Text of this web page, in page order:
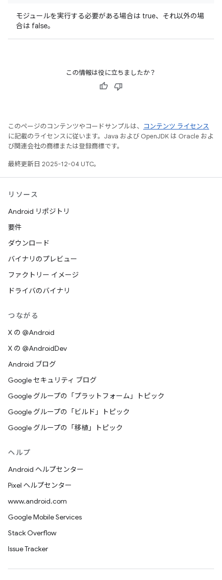
モジュールを実行する必要がある場合は true、それ以外の場
合は false。
この情報は役に立ちましたか？
このページのコンテンツやコードサンプルは、
コンテンツ ライセンス
に記載のライセンスに従います。Java および OpenJDK は Oracle およ
び関連会社の商標または登録商標です。
最終更新日 2025-12-04 UTC。
リソース
Android リポジトリ
要件
ダウンロード
バイナリのプレビュー
ファクトリー イメージ
ドライバのバイナリ
つながる
X の @Android
X の @AndroidDev
Android ブログ
Google セキュリティ ブログ
Google グループの「プラットフォーム」トピック
Google グループの「ビルド」トピック
Google グループの「移植」トピック
ヘルプ
Android ヘルプセンター
Pixel ヘルプセンター
www.android.com
Google Mobile Services
Stack Overflow
Issue Tracker